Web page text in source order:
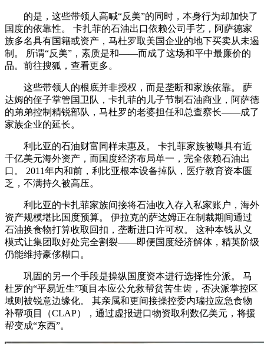
的是，这些带领人高喊“反美”的同时，本身行为却加快了
国度的依靠性。 卡扎菲的石油出口依赖公司手艺，阿萨德家
族多名具有国籍或资产，马杜罗取美国企业的地下买卖从未遏
制。 所谓“反美”，素质是和——而成了这场和平中最廉价的
品。前往搜狐，查看更多。
这些带领人的根底并非授权，而是垄断和家族依靠。 萨
达姆的侄子掌管国卫队，卡扎菲的儿子节制石油商业，阿萨德
的弟弟控制精锐部队，马杜罗的老婆担任和总查察长——成了
家族企业的延长。
利比亚的石油财富同样未惠及。 卡扎菲家族被曝具有近
千亿美元海外资产，而国度经济布局单一，完全依赖石油出
口。 2011年内和前，利比亚根本设备掉队，医疗教育资本匮
乏，不满持久被高压。
利比亚的卡扎菲家族间接将石油收入存入私家账户，海外
资产规模堪比国度预算。 伊拉克的萨达姆正在制裁期间通过
石油换食物打算收取回扣，垄断进口许可权。 这种本钱从义
模式让集团取好处完全割裂——即便国度经济解体，精英阶级
仍能维持豪侈糊口。
巩固的另一个手段是操纵国度资本进行选择性分派。 马
杜罗的“平易近生”项目本应公允救帮贫苦生齿，否决派掌控区
域则被锐意边缘化。 其亲属和更间接操控委内瑞拉应急食物
补帮项目（CLAP），通过虚报进口物资取利数亿美元，将援
帮变成“东西”。